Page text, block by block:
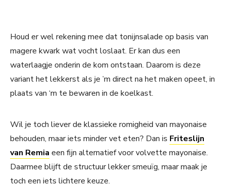
Houd er wel rekening mee dat tonijnsalade op basis van
magere kwark wat vocht loslaat. Er kan dus een
waterlaagje onderin de kom ontstaan. Daarom is deze
variant het lekkerst als je ’m direct na het maken opeet, in
plaats van ‘m te bewaren in de koelkast.
Wil je toch liever de klassieke romigheid van mayonaise
behouden, maar iets minder vet eten? Dan is Friteslijn
van Remia een fijn alternatief voor volvette mayonaise.
Daarmee blijft de structuur lekker smeuïg, maar maak je
toch een iets lichtere keuze.